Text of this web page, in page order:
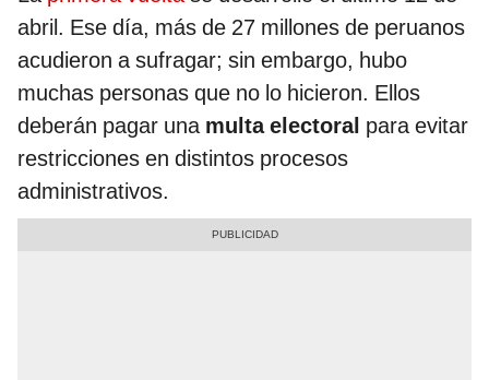
abril. Ese día, más de 27 millones de peruanos
acudieron a sufragar; sin embargo, hubo
muchas personas que no lo hicieron. Ellos
deberán pagar unamulta electoral para evitar
restricciones en distintos procesos
administrativos.